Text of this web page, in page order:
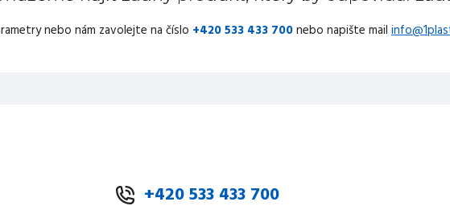
nebo nám zavolejte na číslo +420 533 433 700nebo napište mail
+420 533 433 700